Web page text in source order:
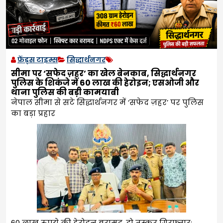
फ्रेंड्स टाइम्स सिद्धार्थनगर
सीमा पर ‘सफेद ज़हर’ का खेल बेनकाब, सिद्धार्थनगर
पुलिस के शिकंजे में 60 लाख की हेरोइन; एसओजी और
थाना पुलिस की बड़ी कामयाबी
नेपाल सीमा से सटे सिद्धार्थनगर में ‘सफेद ज़हर’ पर पुलिस
का बड़ा प्रहार